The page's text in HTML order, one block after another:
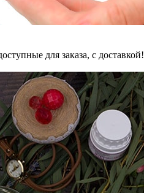
для заказа, с доставкой!